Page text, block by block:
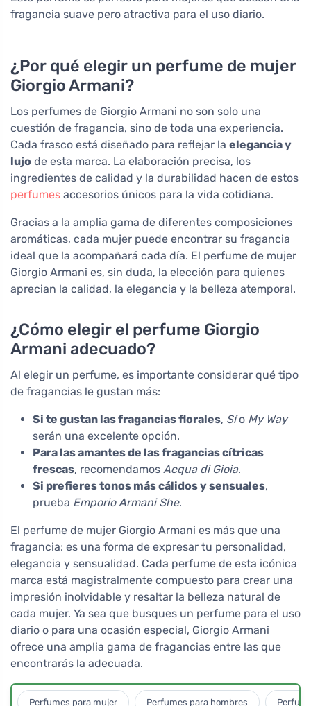
fragancia suave pero atractiva para el uso diario.
¿Por qué elegir un perfume de mujer
Giorgio Armani?
Los perfumes de Giorgio Armani no son solo una
cuestión de fragancia, sino de toda una experiencia.
Cada frasco está diseñado para reflejar la elegancia y
lujo de esta marca. La elaboración precisa, los
ingredientes de calidad y la durabilidad hacen de estos
perfumes accesorios únicos para la vida cotidiana.
Gracias a la amplia gama de diferentes composiciones
aromáticas, cada mujer puede encontrar su fragancia
ideal que la acompañará cada día. El perfume de mujer
Giorgio Armani es, sin duda, la elección para quienes
aprecian la calidad, la elegancia y la belleza atemporal.
¿Cómo elegir el perfume Giorgio
Armani adecuado?
Al elegir un perfume, es importante considerar qué tipo
de fragancias le gustan más:
Si te gustan las fragancias florales, Sío My Way
serán una excelente opción.
Para las amantes de las fragancias cítricas
frescas, recomendamos Acqua di Gioia.
Si prefieres tonos más cálidos y sensuales,
prueba Emporio Armani She.
El perfume de mujer Giorgio Armani es más que una
fragancia: es una forma de expresar tu personalidad,
elegancia y sensualidad. Cada perfume de esta icónica
marca está magistralmente compuesto para crear una
impresión inolvidable y resaltar la belleza natural de
cada mujer. Ya sea que busques un perfume para el uso
diario o para una ocasión especial, Giorgio Armani
ofrece una amplia gama de fragancias entre las que
encontrarás la adecuada.
Perfumes para mujer Perfumes para hombres